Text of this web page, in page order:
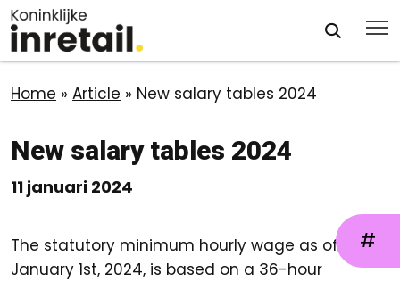
Home » Article » New salary tables 2024
New salary tables 2024
11 januari 2024
The statutory minimum hourly wage as of
January 1st, 2024, is based on a 36-hour
#